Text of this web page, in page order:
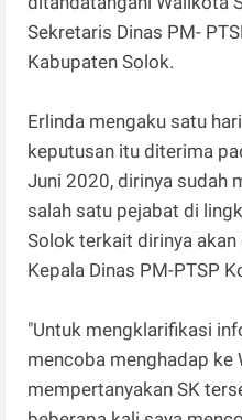
Sekretaris Dinas PM-
Kabupaten Solok.
Erlinda mengaku satu
keputusan itu diterima
Juni 2020, dirinya sudah
salah satu pejabat di
Solok terkait dirinya
Kepala Dinas PM-PTSP
"Untuk mengklarifikasi
mencoba menghadap ke
mempertanyakan SK